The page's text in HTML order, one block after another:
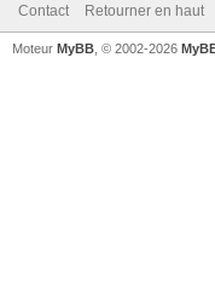
Contact Retourner en haut
Moteur MyBB , © 2002-2026